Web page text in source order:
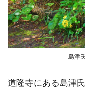
島津
道隆寺にある島津